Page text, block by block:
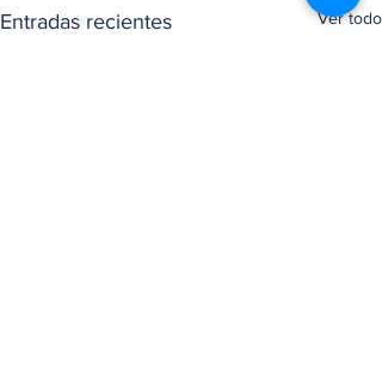
Entradas recientes Ver todo